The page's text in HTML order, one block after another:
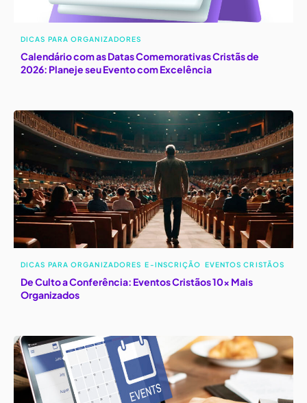
DICAS PARA ORGANIZADORES
Calendário com as Datas Comemorativas Cristãs de
2026: Planeje seu Evento com Excelência
DICAS PARA ORGANIZADORES E-INSCRIÇÃO EVENTOS CRISTÃOS
De Culto a Conferência: Eventos Cristãos 10x Mais
Organizados